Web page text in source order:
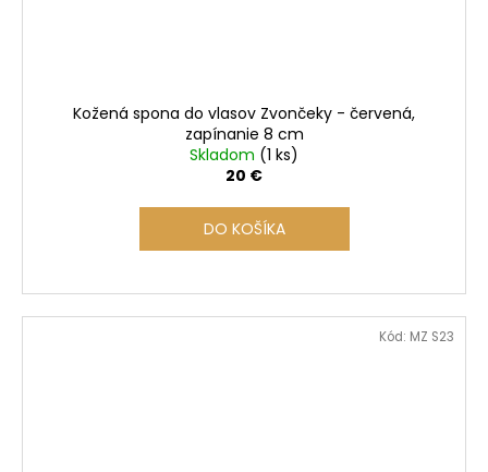
Kožená spona do vlasov Zvončeky - červená,
zapínanie 8 cm
Skladom (1 ks)
20 €
DO KOŠÍKA
Kód: MZ S23